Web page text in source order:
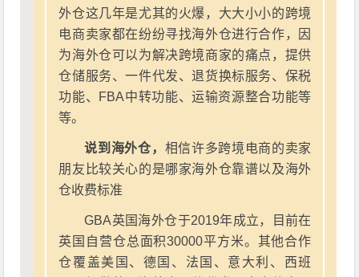
外仓这几年是尤其的火爆，大大小小的跨境
电商卖家都在纷纷寻找海外仓进行合作，因
为海外仓可以为解决跨境商家的痛点，提供
仓储服务、一件代发、退货换标服务、保税
功能、FBA中转功能、运输资源整合功能等
等。
说到海外仓， 相信许多跨境电商的卖家
朋友比较关心的是哪家海外仓靠谱以及海外
仓收费标准
GBA英国海外仓于2019年成立，目前在
英国自营仓总面积30000平方米。其他合作
仓覆盖美国、德国、法国、意大利、西班